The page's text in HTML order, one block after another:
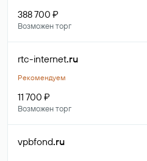
388 700 ₽
Возможен торг
rtc-internet.ru
Рекомендуем
11 700 ₽
Возможен торг
vpbfond.ru